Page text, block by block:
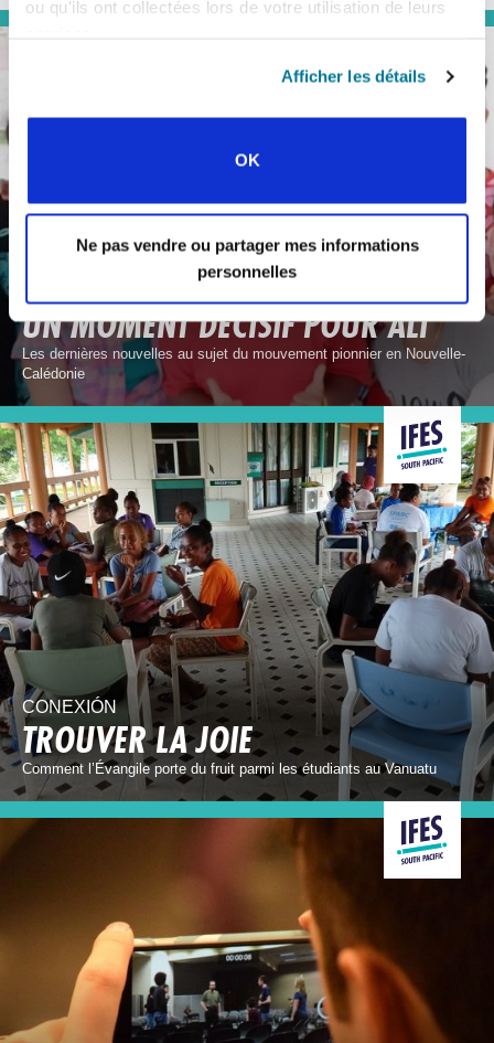
ou qu'ils ont collectées lors de votre utilisation de leurs
Afficher les détails
OK
Ne pas vendre ou partager mes informations
personnelles
UN MOMENT DÉCISIF POUR ALI
Les dernières nouvelles au sujet du mouvement pionnier en Nouvelle-
Calédonie
CONEXIÓN
TROUVER LA JOIE
Comment l’Évangile porte du fruit parmi les étudiants au Vanuatu